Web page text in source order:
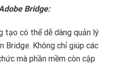
Bridge:
tạo có thể dễ dàng quản lý
Bridge. Không chỉ giúp các
mà phần mềm còn cập